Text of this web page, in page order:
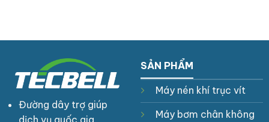
Đường dây trợ giúp
dịch vụ quốc gia
SẢN PHẨM
Máy nén khí trục vít
Máy bơm chân không